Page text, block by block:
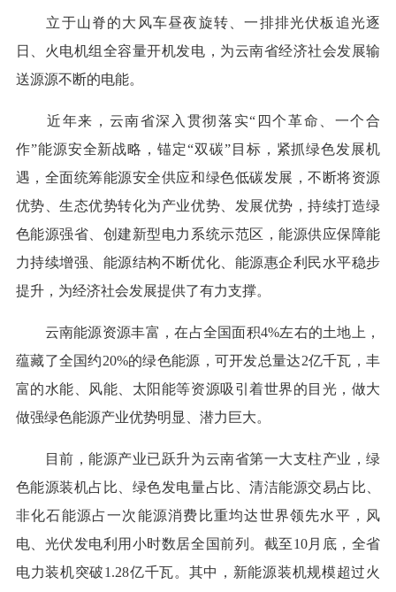
立于山脊的大风车昼夜旋转、一排排光伏板追光逐
日、火电机组全容量开机发电，为云南省经济社会发展输
送源源不断的电能。
近年来，云南省深入贯彻落实“四个革命、一个合
作”能源安全新战略，锚定“双碳”目标，紧抓绿色发展机
遇，全面统筹能源安全供应和绿色低碳发展，不断将资源
优势、生态优势转化为产业优势、发展优势，持续打造绿
色能源强省、创建新型电力系统示范区，能源供应保障能
力持续增强、能源结构不断优化、能源惠企利民水平稳步
提升，为经济社会发展提供了有力支撑。
云南能源资源丰富，在占全国面积4%左右的土地上，
蕴藏了全国约20%的绿色能源，可开发总量达2亿千瓦，丰
富的水能、风能、太阳能等资源吸引着世界的目光，做大
做强绿色能源产业优势明显、潜力巨大。
目前，能源产业已跃升为云南省第一大支柱产业，绿
色能源装机占比、绿色发电量占比、清洁能源交易占比、
非化石能源占一次能源消费比重均达世界领先水平，风
电、光伏发电利用小时数居全国前列。截至10月底，全省
电力装机突破1.28亿千瓦。其中，新能源装机规模超过火